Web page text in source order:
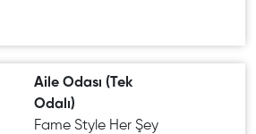
Aile Odası (Tek
Odalı)
Fame Style Her Şey